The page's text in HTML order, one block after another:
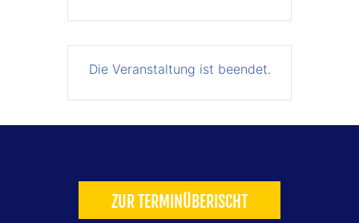
Die Veranstaltung ist beendet.
ZUR TERMINÜBERISCHT